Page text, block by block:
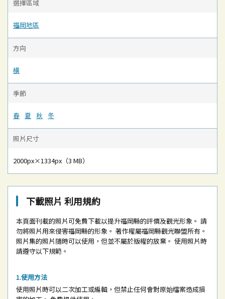
選擇區域
福岡地區
方向
橫
季節
春 夏 秋 冬
照片尺寸
2000px×1334px（3 MB）
下載照片 利用規約
本頁面刊載的照片可免費下載以提升福岡縣的評價及觀光形象。 請
勿將照片用來侵害福岡縣的形象。 著作權屬福岡縣觀光聯盟所有。
照片集的照片隨時可以使用，但並不屬於版權的放棄。 使用照片時
請遵守以下規範。
使用方法
使用照片時可以二次加工或編輯，但禁止任何會對原始檔案造成損